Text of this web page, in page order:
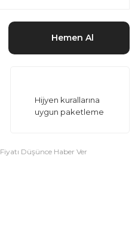
Hemen Al
Hijyen kurallarına
uygun paketleme
Fiyatı Düşünce Haber Ver